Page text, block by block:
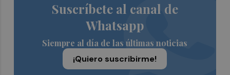
Suscríbete al canal de
Whatsapp
Siempre al día de las últimas noticias
¡Quiero suscribirme!